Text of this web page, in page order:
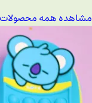
مشاهده همه محصولات